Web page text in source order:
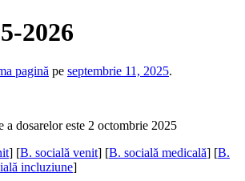
2026
pagină pe septembrie 11, 2025.
a dosarelor este 2 octombrie 2025
] [B. socială venit] [B. socială medicală] [B.
incluziune]